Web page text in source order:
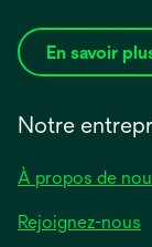
En savoir
Notre
À propos de
Rejoignez-nous